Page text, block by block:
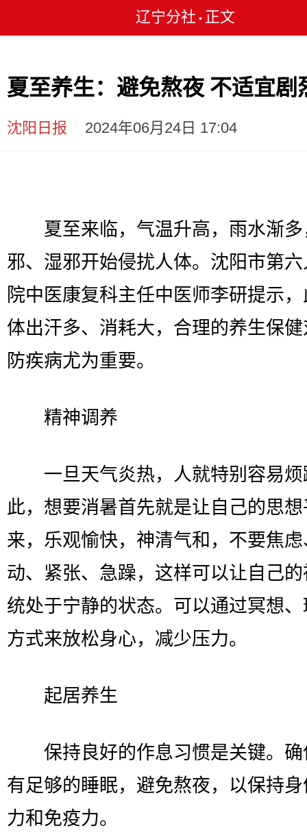
辽宁分社 • 正文
夏至养生：避免熬夜 不适宜剧
沈阳日报 2024年06月24日 17:04
夏至来临，气温升高，雨水渐多
邪、湿邪开始侵扰人体。沈阳市第
院中医康复科主任中医师李研提示
体出汗多、消耗大，合理的养生保
防疾病尤为重要。
精神调养
一旦天气炎热，人就特别容易烦
此，想要消暑首先就是让自己的思
来，乐观愉快，神清气和，不要焦
动、紧张、急躁，这样可以让自己
统处于宁静的状态。可以通过冥想
方式来放松身心，减少压力。
起居养生
保持良好的作息习惯是关键。确
有足够的睡眠，避免熬夜，以保持
力和免疫力。